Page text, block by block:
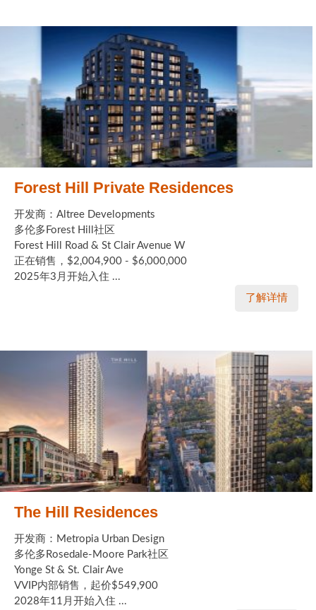
Forest Hill Private Residences
开发商：Altree Developments
多伦多Forest Hill社区
Forest Hill Road & St Clair Avenue W
正在销售，$2,004,900 - $6,000,000
2025年3月开始入住 ...
了解详情
The Hill Residences
开发商：Metropia Urban Design
多伦多Rosedale-Moore Park社区
Yonge St & St. Clair Ave
VVIP内部销售，起价$549,900
2028年11月开始入住 ...